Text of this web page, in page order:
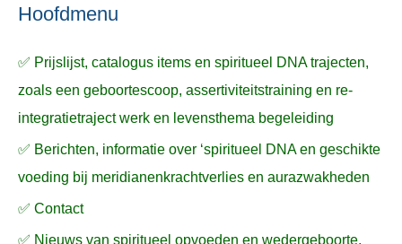
na
r
:
Hoofdmenu
✅ Prijslijst, catalogus items en spiritueel DNA trajecten,
zoals een geboortescoop, assertiviteitstraining en re-
integratietraject werk en levensthema begeleiding
✅ Berichten, informatie over ‘spiritueel DNA en geschikte
voeding bij meridianenkrachtverlies en aurazwakheden
✅ Contact
✅ Nieuws van spiritueel opvoeden en wedergeboorte,
n